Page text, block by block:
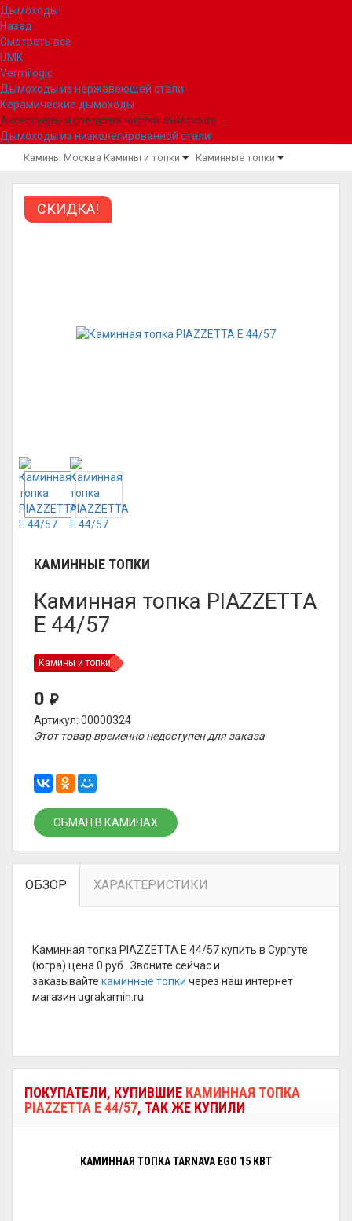
Дымоходы
Назад
Смотреть все
UMK
Vermilogic
Дымоходы из нержавеющей стали
Керамические дымоходы
Аксессуары и средства чистки дымохода
Дымоходы из низколегированной стали
Камины Москва Камины и топки Каминные топки
СКИДКА!
КАМИННЫЕ ТОПКИ
Каминная топка PIAZZETTA
E 44/57
Камины и топки
0 ₽
Артикул: 00000324
Этот товар временно недоступен для заказа
ОБМАН В КАМИНАХ
ОБЗОР ХАРАКТЕРИСТИКИ
Каминная топка PIAZZETTA E 44/57 купить в Сургуте
(югра) цена 0 руб.. Звоните сейчас и
заказывайте каминные топки через наш интернет
магазин ugrakamin.ru
ПОКУПАТЕЛИ, КУПИВШИЕ КАМИННАЯ ТОПКА
PIAZZETTA E 44/57, ТАК ЖЕ КУПИЛИ
КАМИННАЯ ТОПКА TARNAVA EGO 15 КВТ